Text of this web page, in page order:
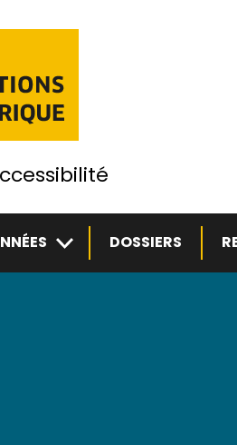
Sous-menuDOSSIERS